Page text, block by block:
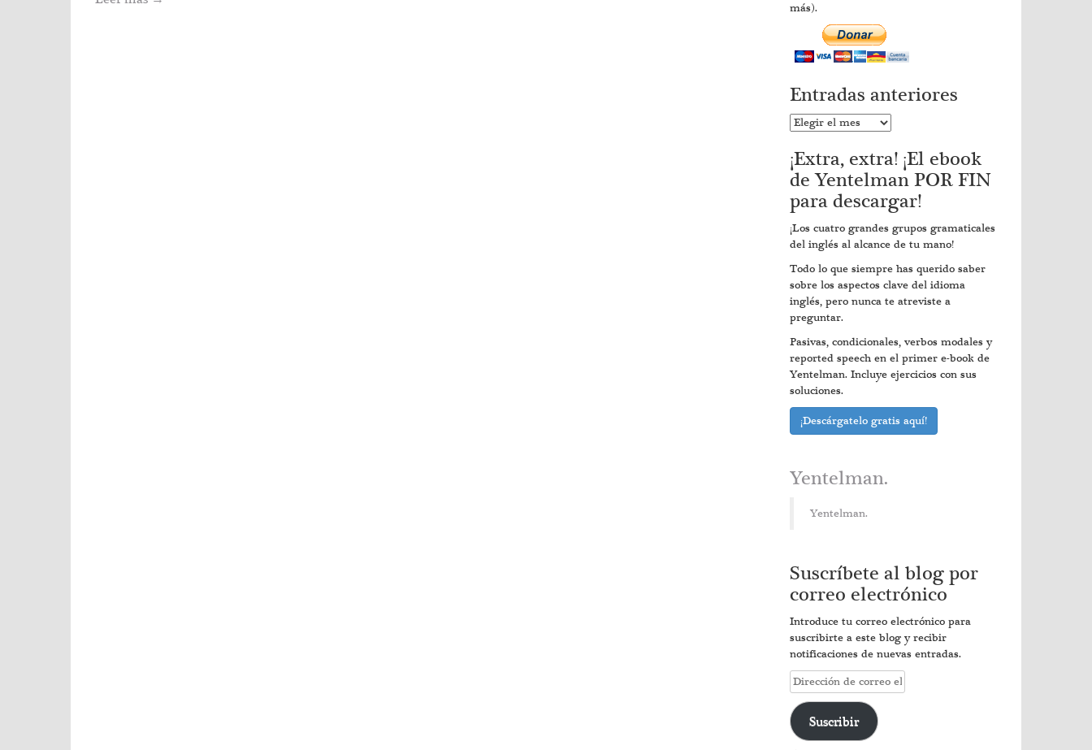
más).
Entradas anteriores
Entradas
¡Extra, extra! ¡El ebook
de Yentelman POR FIN
para descargar!
¡Los cuatro grandes grupos gramaticales
del inglés al alcance de tu mano!
Todo lo que siempre has querido saber
sobre los aspectos clave del idioma
inglés, pero nunca te atreviste a
preguntar.
Pasivas, condicionales, verbos modales y
reported speech en el primer e-book de
Yentelman. Incluye ejercicios con sus
soluciones.
¡Descárgatelo gratis aquí!
Yentelman.
Yentelman.
Suscríbete al blog por
correo electrónico
Introduce tu correo electrónico para
suscribirte a este blog y recibir
notificaciones de nuevas entradas.
Dirección
de
correo
electrónico
Suscribir